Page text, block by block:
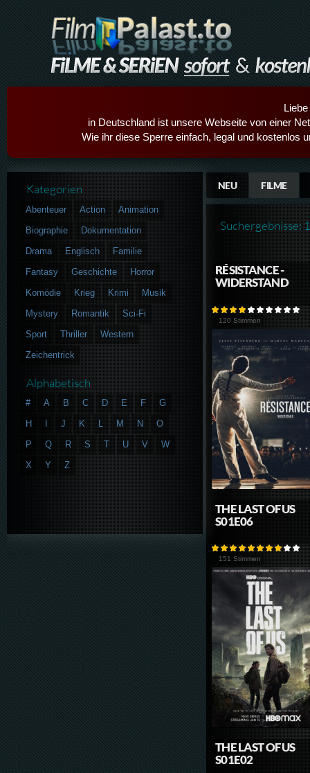
in Deutschland ist unsere Webseite von einer
Wie ihr diese Sperre einfach, legal und kostenlos
NEU FILME
Suchergebnisse:
RÉSISTANCE -
WIDERSTAND
120 Stimmen
THE LAST OF US
S01E06
151 Stimmen
THE LAST OF US
S01E02
Kategorien
Abenteuer Action
Animation
Biographie
Dokumentation
Drama
Englisch
Familie
Fantasy
Geschichte
Horror
Komödie
Krieg Krimi
Musik
Mystery
Romantik
Sci-Fi
Sport
Thriller
Western
Zeichentrick
Alphabetisch
# A B C D E F
G
H
J K L M N
O
P
Q R S T U V
W
X
Y Z